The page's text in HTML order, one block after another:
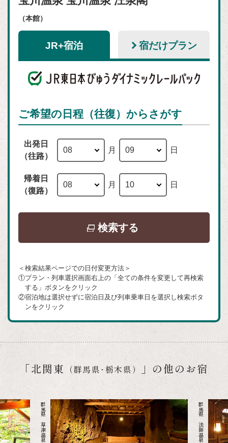
（本館）
JR+宿泊 宿だけプラン
ご希望の日程（往復）からさがす
出発日
（往路）
月 日
帰着日
（復路）
月 日
検索する
ウ
ン
ウ
で
開
ま
す
＜検索結果ページでの日付変更方法＞
①プラン・列車選択画面右上の「全ての条件を変更して再検索
する」ボタンをクリック
②宿泊地は選択せずに宿泊日及び列車乗車日を選択し検索ボタ
ンをクリック
「北関東 （群馬県･栃木県） 」の他のお宿
群馬県 草津温泉 群馬県 法師温泉